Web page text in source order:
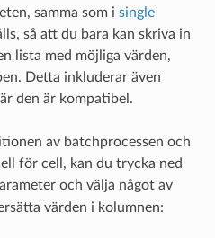
samma som i single
så att du bara kan skriva in
lista med möjliga värden,
Detta inkluderar även
den är kompatibel.
av batchprocessen och
för cell, kan du trycka ned
och välja något av
värden i kolumnen: